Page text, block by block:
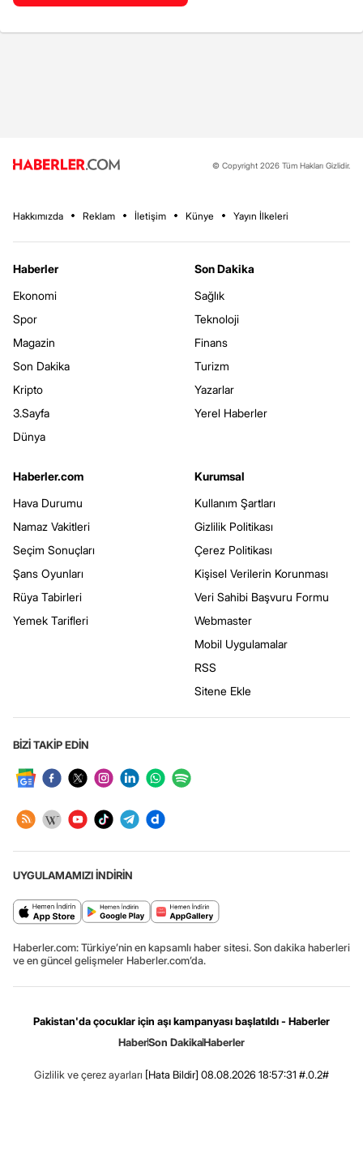
© Copyright 2026 Tüm Hakları Gizlidir.
Hakkımızda Reklam İletişim Künye Yayın İlkeleri
Haberler
Ekonomi
Spor
Magazin
Son Dakika
Kripto
3.Sayfa
Dünya
Son Dakika
Sağlık
Teknoloji
Finans
Turizm
Yazarlar
Yerel Haberler
Haberler.com
Hava Durumu
Namaz Vakitleri
Seçim Sonuçları
Şans Oyunları
Rüya Tabirleri
Yemek Tarifleri
Kurumsal
Kullanım Şartları
Gizlilik Politikası
Çerez Politikası
Kişisel Verilerin Korunması
Veri Sahibi Başvuru Formu
Webmaster
Mobil Uygulamalar
RSS
Sitene Ekle
BİZİ TAKİP EDİN
UYGULAMAMIZI İNDİRİN
Haberler.com: Türkiye’nin en kapsamlı haber sitesi. Son dakika haberleri
ve en güncel gelişmeler Haberler.com’da.
Pakistan'da çocuklar için aşı kampanyası başlatıldı - Haberler
HaberSon DakikaHaberler
Gizlilik ve çerez ayarları [Hata Bildir] 08.08.2026 18:57:31 #.0.2#